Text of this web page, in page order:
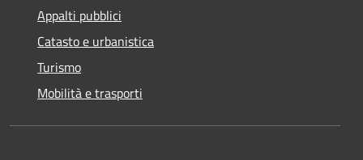
Appalti pubblici
Catasto e urbanistica
Turismo
Mobilità e trasporti